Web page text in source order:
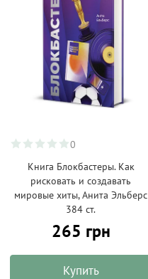
0
Книга Блокбастеры. Как
рисковать и создавать
мировые хиты, Анита Эльберс
384 ст.
265 грн
Купить